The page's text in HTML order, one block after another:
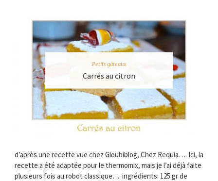
Petits gâteaux
Carrés au citron
d’après une recette vue chez Gloubiblog, Chez Requia…. Ici, la
recette a été adaptée pour le thermomix, mais je l’ai déjà faite
plusieurs fois au robot classique…. ingrédients: 125 gr de